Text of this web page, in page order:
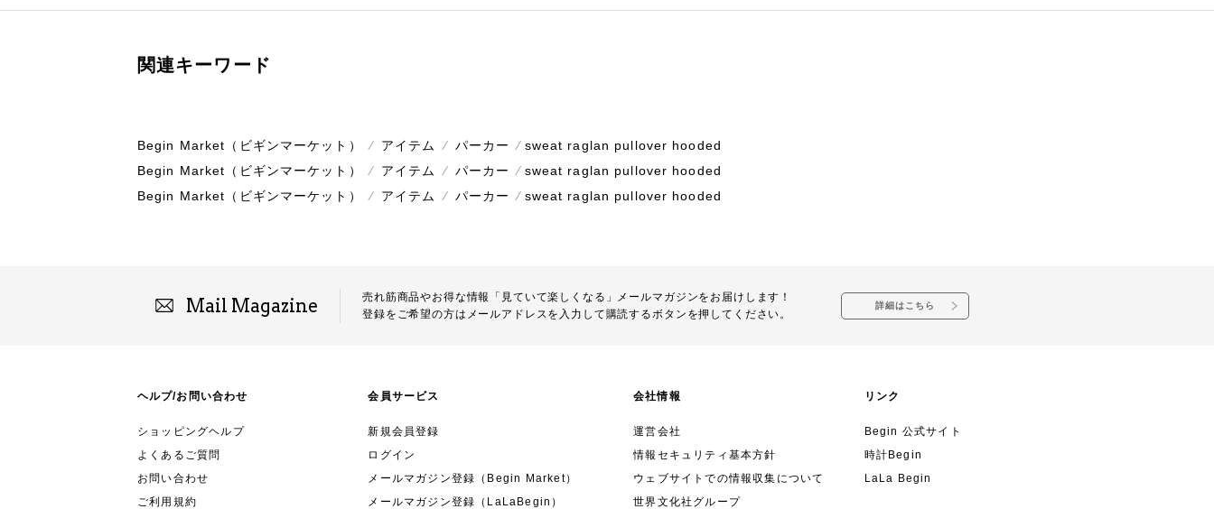
関連キーワード
Begin Market（ビギンマーケット） ⁄ アイテム ⁄ パーカー ⁄ sweat raglan pullover hooded
Begin Market（ビギンマーケット）
⁄ アイテム ⁄ パーカー ⁄ sweat raglan pullover hooded
Begin Market（ビギンマーケット）
⁄ アイテム ⁄ パーカー ⁄ sweat raglan pullover hooded
Mail Magazine
売れ筋商品やお得な情報「見ていて楽しくなる」メールマガジンをお届けします！
登録をご希望の方はメールアドレスを入力して購読するボタンを押してください。
詳細はこちら
ヘルプ/お問い合わせ
ショッピングヘルプ
よくあるご質問
お問い合わせ
ご利用規約
会員サービス
新規会員登録
ログイン
メールマガジン登録（Begin Market）
メールマガジン登録（LaLaBegin）
会社情報
運営会社
情報セキュリティ基本方針
ウェブサイトでの情報収集について
世界文化社グループ
リンク
Begin 公式サイト
時計Begin
LaLa Begin